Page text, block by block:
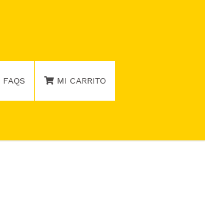
FAQS MI CARRITO